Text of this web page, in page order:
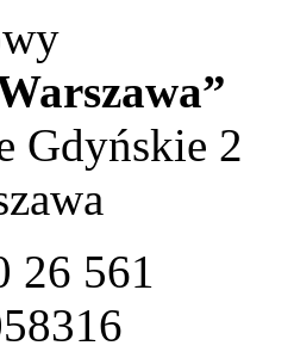
Gdyńskie 2
26 561